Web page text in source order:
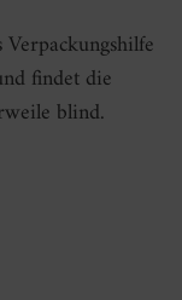
findet die
blind.